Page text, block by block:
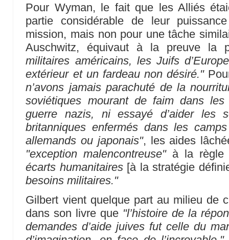
Pour Wyman, le fait que les Alliés
partie considérable de leur
mission, mais non pour une tâche
Auschwitz, équivaut à la preuve la
militaires américains, les Juifs
extérieur et un fardeau non désiré."
n’avons jamais parachuté de la
soviétiques mourant de faim dans
guerre nazis, ni essayé d’aider les
britanniques enfermés dans les
allemands ou japonais", les aides
"exception malencontreuse"à la règle
écarts humanitaires[à la stratégie
besoins militaires."
Gilbert vient quelque part au milieu de
dans son livre que "l’histoire de la
demandes d’aide juives fut celle du